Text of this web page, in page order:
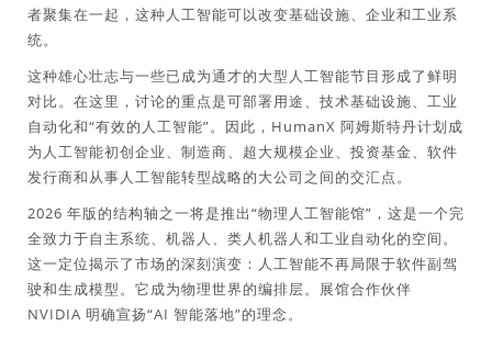
者聚集在一起，这种人工智能可以改变基础设施、企业和工业系
统。
这种雄心壮志与一些已成为通才的大型人工智能节目形成了鲜明
对比。在这里，讨论的重点是可部署用途、技术基础设施、工业
自动化和“有效的人工智能”。因此，HumanX 阿姆斯特丹计划成
为人工智能初创企业、制造商、超大规模企业、投资基金、软件
发行商和从事人工智能转型战略的大公司之间的交汇点。
2026 年版的结构轴之一将是推出“物理人工智能馆”，这是一个完
全致力于自主系统、机器人、类人机器人和工业自动化的空间。
这一定位揭示了市场的深刻演变：人工智能不再局限于软件副驾
驶和生成模型。它成为物理世界的编排层。展馆合作伙伴
NVIDIA 明确宣扬“AI 智能落地”的理念。